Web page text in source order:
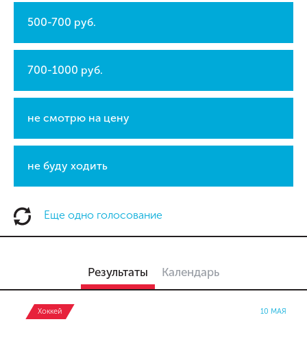
500-700 руб.
700-1000 руб.
не смотрю на цену
не буду ходить
Еще одно голосование
Результаты Календарь
Хоккей 10 МАЯ